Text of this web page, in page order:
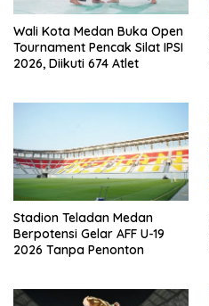
Wali Kota Medan Buka Open
Tournament Pencak Silat IPSI
2026, Diikuti 674 Atlet
Stadion Teladan Medan
Berpotensi Gelar AFF U-19
2026 Tanpa Penonton